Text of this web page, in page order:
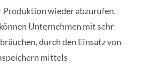
Produktion wieder abzurufen.
Unternehmen mit sehr
durch den Einsatz von
mittels